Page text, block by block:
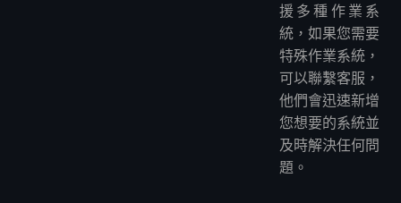
援多種作業系
統，如果您需要
特殊作業系統，
可以聯繫客服，
他們會迅速新增
您想要的系統並
及時解決任何問
題。